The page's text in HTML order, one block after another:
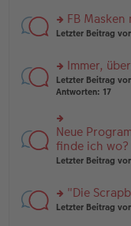
B
ei
tr
g
g
el
es
n
er
B
a
g
rs
u
n
g
es
e
n
er
B
a
g
FB Masken
Letzter Beitrag
rs
te
u
n
g
el
es
er
B
Immer,
Letzter Beitrag
Antworten: 17
rs
te
r
u
g
el
es
Neue
finde ich wo?
Letzter Beitrag
rs
"Die
Letzter Beitrag